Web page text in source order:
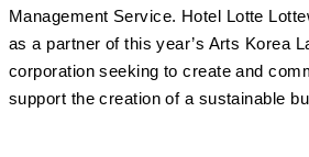
Management Service. Hotel Lotte
as a partner of this year’s Arts Korea
corporation seeking to create and
support the creation of a sustainable